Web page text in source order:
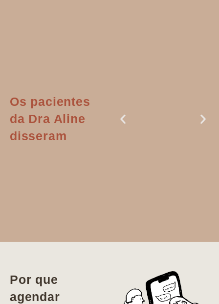
Os pacientes
da Dra Aline
disseram
vida. Ela me
encontrou num
estado misto de
Por que
agendar